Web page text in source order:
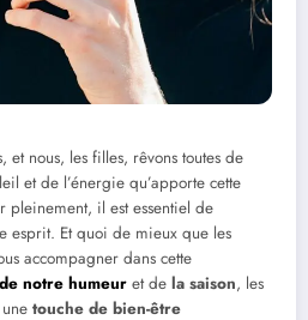
et nous, les filles, rêvons toutes de
et de l’énergie qu’apporte cette
pleinement, il est essentiel de
esprit. Et quoi de mieux que les
accompagner dans cette
notre humeur et de la saison, les
touche de bien-être